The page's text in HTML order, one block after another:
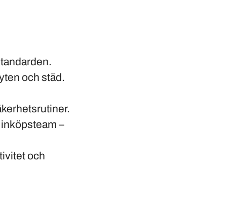
och städ.
–
och